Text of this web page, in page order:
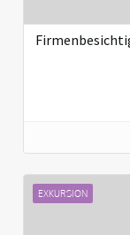
EXKURSION